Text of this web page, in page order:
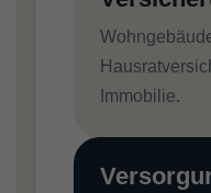
Immobilie.